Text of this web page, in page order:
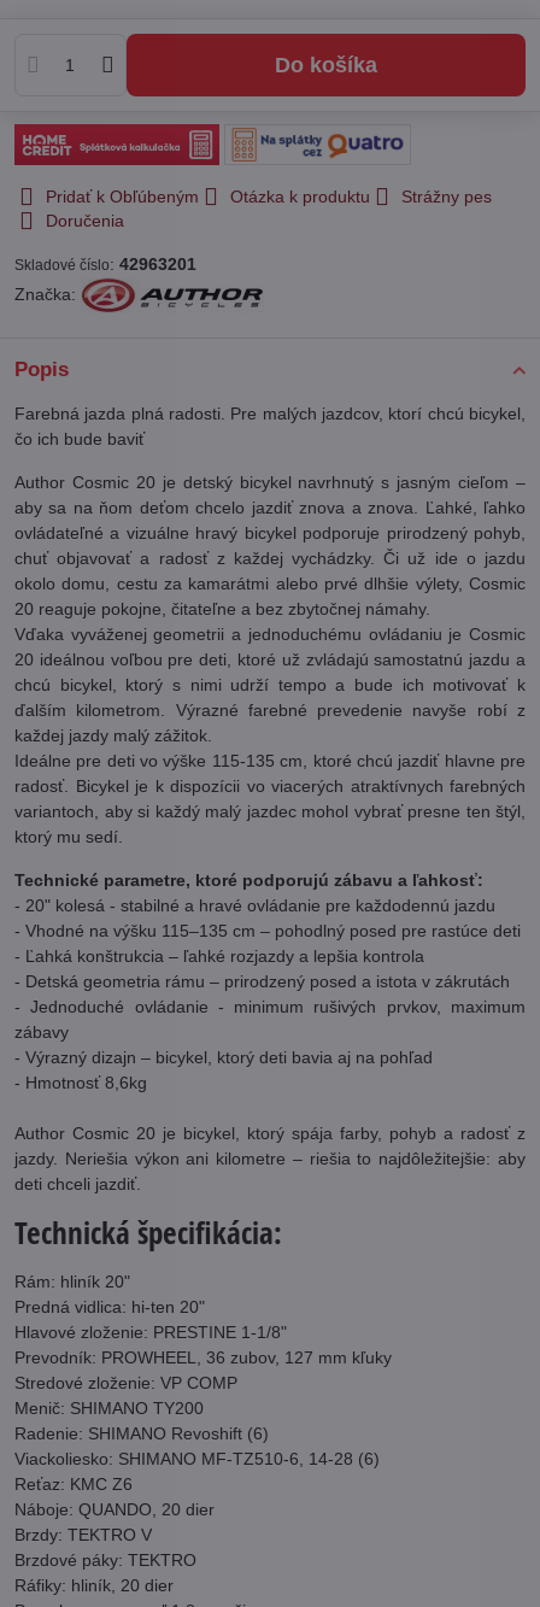
Do košíka
Pridať k Obľúbeným Otázka k produktu
Strážny pes
Doručenia
Skladové číslo: 42963201
Značka:
Popis
Farebná jazda plná radosti. Pre malých jazdcov, ktorí chcú bicykel,
čo ich bude baviť
Author Cosmic 20 je detský bicykel navrhnutý s jasným cieľom –
aby sa na ňom deťom chcelo jazdiť znova a znova. Ľahké, ľahko
ovládateľné a vizuálne hravý bicykel podporuje prirodzený pohyb,
chuť objavovať a radosť z každej vychádzky. Či už ide o jazdu
okolo domu, cestu za kamarátmi alebo prvé dlhšie výlety, Cosmic
20 reaguje pokojne, čitateľne a bez zbytočnej námahy.
Vďaka vyváženej geometrii a jednoduchému ovládaniu je Cosmic
20 ideálnou voľbou pre deti, ktoré už zvládajú samostatnú jazdu a
chcú bicykel, ktorý s nimi udrží tempo a bude ich motivovať k
ďalším kilometrom. Výrazné farebné prevedenie navyše robí z
každej jazdy malý zážitok.
Ideálne pre deti vo výške 115-135 cm, ktoré chcú jazdiť hlavne pre
radosť. Bicykel je k dispozícii vo viacerých atraktívnych farebných
variantoch, aby si každý malý jazdec mohol vybrať presne ten štýl,
ktorý mu sedí.
Technické parametre, ktoré podporujú zábavu a ľahkosť:
- 20" kolesá - stabilné a hravé ovládanie pre každodennú jazdu
- Vhodné na výšku 115–135 cm – pohodlný posed pre rastúce deti
- Ľahká konštrukcia – ľahké rozjazdy a lepšia kontrola
- Detská geometria rámu – prirodzený posed a istota v zákrutách
- Jednoduché ovládanie - minimum rušivých prvkov, maximum
zábavy
- Výrazný dizajn – bicykel, ktorý deti bavia aj na pohľad
- Hmotnosť 8,6kg
Author Cosmic 20 je bicykel, ktorý spája farby, pohyb a radosť z
jazdy. Neriešia výkon ani kilometre – riešia to najdôležitejšie: aby
deti chceli jazdiť.
Technická špecifikácia:
Rám: hliník 20"
Predná vidlica: hi-ten 20"
Hlavové zloženie: PRESTINE 1-1/8"
Prevodník: PROWHEEL, 36 zubov, 127 mm kľuky
Stredové zloženie: VP COMP
Menič: SHIMANO TY200
Radenie: SHIMANO Revoshift (6)
Viackoliesko: SHIMANO MF-TZ510-6, 14-28 (6)
Reťaz: KMC Z6
Náboje: QUANDO, 20 dier
Brzdy: TEKTRO V
Brzdové páky: TEKTRO
Ráfiky: hliník, 20 dier